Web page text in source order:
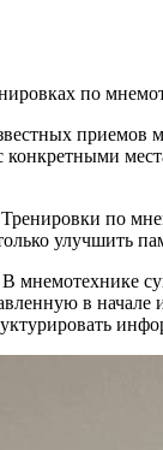
по
приемов
по
улучшить
В мнемотехнике
в начале